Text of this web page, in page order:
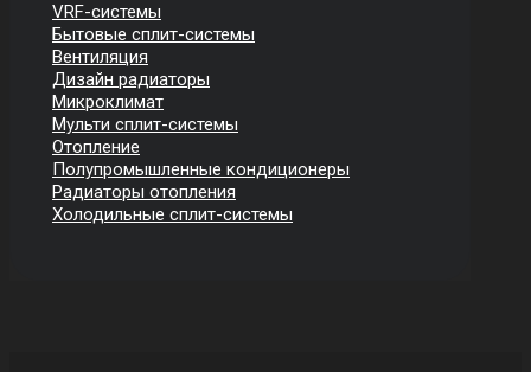
VRF-системы
Бытовые сплит-системы
Вентиляция
Дизайн радиаторы
Микроклимат
Мульти сплит-системы
Отопление
Полупромышленные кондиционеры
Радиаторы отопления
Холодильные сплит-системы